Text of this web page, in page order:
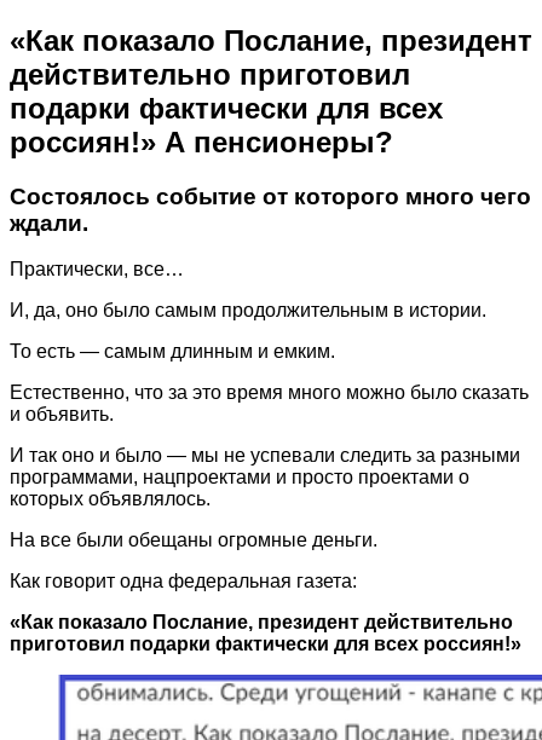
«Как показало Послание, президент
действительно приготовил
подарки фактически для всех
россиян!» А пенсионеры?
Состоялось событие от которого много чего
ждали.
Практически, все…
И, да, оно было самым продолжительным в истории.
То есть — самым длинным и емким.
Естественно, что за это время много можно было сказать
и объявить.
И так оно и было — мы не успевали следить за разными
программами, нацпроектами и просто проектами о
которых объявлялось.
На все были обещаны огромные деньги.
Как говорит одна федеральная газета:
«Как показало Послание, президент действительно
приготовил подарки фактически для всех россиян!»